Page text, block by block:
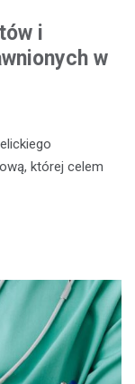
i
w
której celem